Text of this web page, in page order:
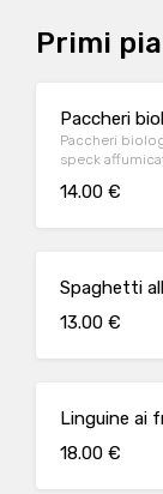
Primi
Paccheri
Paccheri
speck
14.00 €
Spaghetti
13.00 €
Linguine ai
18.00 €